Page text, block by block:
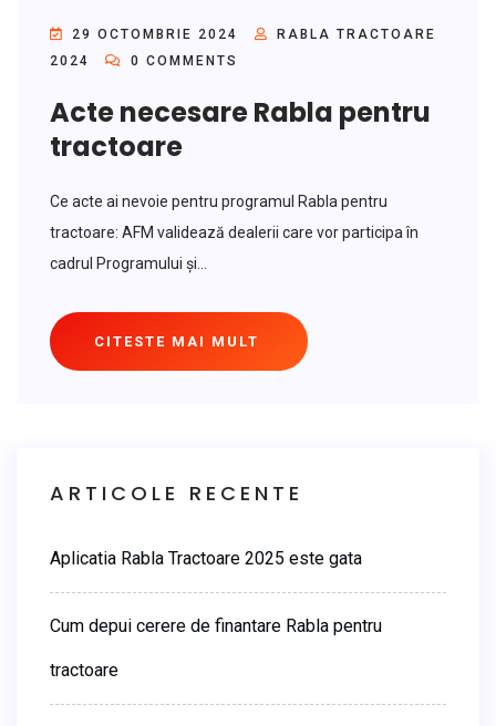
29 OCTOMBRIE 2024
RABLA TRACTOARE
2024
0 COMMENTS
Acte necesare Rabla pentru
tractoare
Ce acte ai nevoie pentru programul Rabla pentru
tractoare: AFM validează dealerii care vor participa în
cadrul Programului și...
CITESTE MAI MULT
ARTICOLE RECENTE
Aplicatia Rabla Tractoare 2025 este gata
Cum depui cerere de finantare Rabla pentru
tractoare